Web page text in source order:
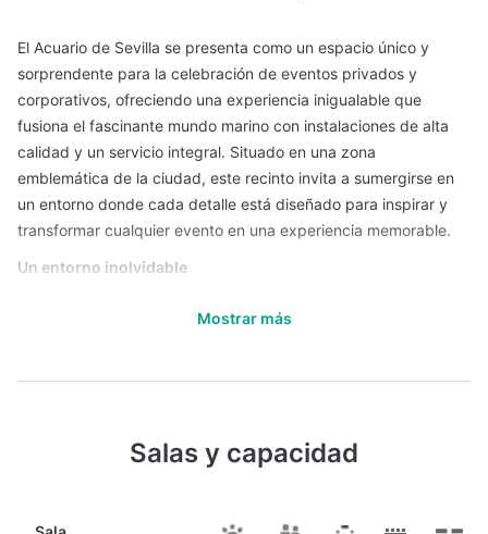
El Acuario de Sevilla se presenta como un espacio único y
sorprendente para la celebración de eventos privados y
corporativos, ofreciendo una experiencia inigualable que
fusiona el fascinante mundo marino con instalaciones de alta
calidad y un servicio integral. Situado en una zona
emblemática de la ciudad, este recinto invita a sumergirse en
un entorno donde cada detalle está diseñado para inspirar y
transformar cualquier evento en una experiencia memorable.
Un entorno inolvidable
magia de la vida submarina. Amplios acuarios y exhibiciones de
belleza y el misterio del océano se combinan con una
cada evento se impregna de una atmósfera vibrante y
Espacios adaptables para todo tipo de eventos
Mostrar más
Salas y capacidad